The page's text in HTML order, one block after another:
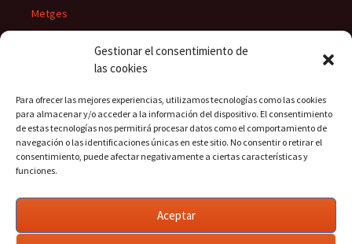
Gestionar el consentimiento de
las cookies
Para ofrecer las mejores experiencias, utilizamos tecnologías como las cookies
para almacenar y/o acceder a la información del dispositivo. El consentimiento
de estas tecnologías nos permitirá procesar datos como el comportamiento de
navegación o las identificaciones únicas en este sitio. No consentir o retirar el
consentimiento, puede afectar negativamente a ciertas características y
funciones.
Aceptar
Metges
Presidents del Casino
Rectors